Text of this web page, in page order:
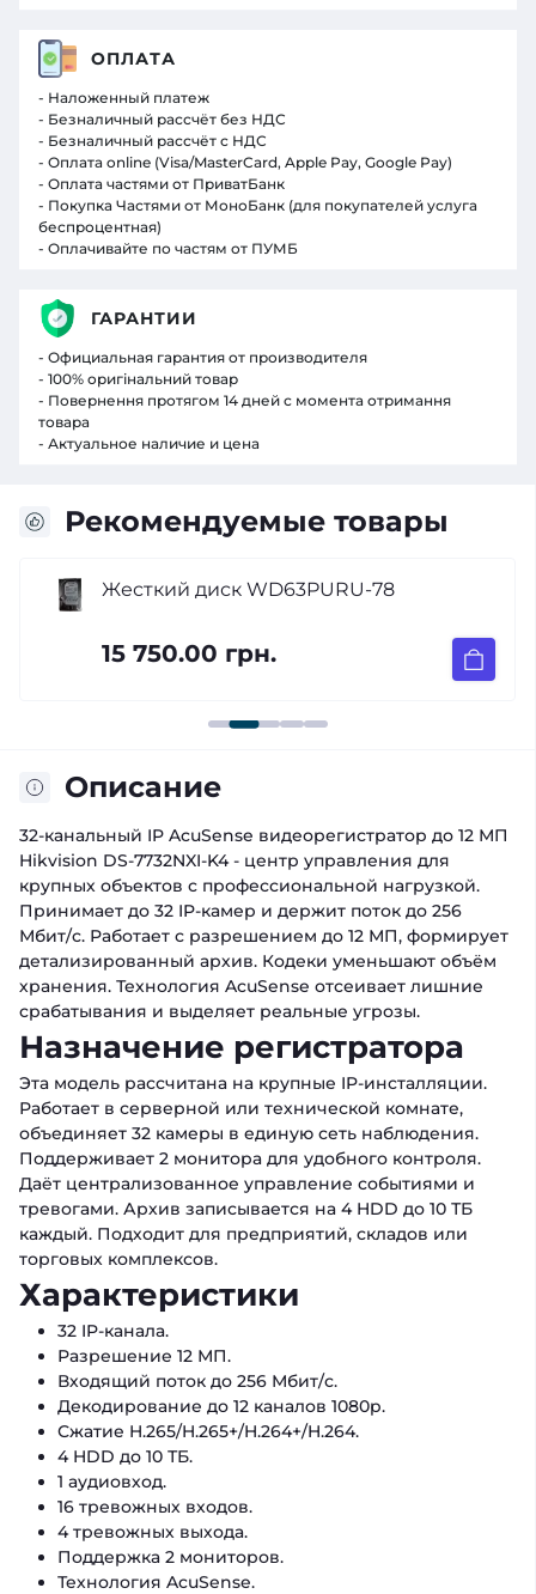
Рекомендуемые товары
Жесткий диск WD63PURU-78
15 750.00 грн.
Описание
32-канальный IP AcuSense видеорегистратор до 12 МП
Hikvision DS-7732NXI-K4 - центр управления для
крупных объектов с профессиональной нагрузкой.
Принимает до 32 IP-камер и держит поток до 256
Мбит/с. Работает с разрешением до 12 МП, формирует
детализированный архив. Кодеки уменьшают объём
хранения. Технология AcuSense отсеивает лишние
срабатывания и выделяет реальные угрозы.
Назначение регистратора
Эта модель рассчитана на крупные IP-инсталляции.
Работает в серверной или технической комнате,
объединяет 32 камеры в единую сеть наблюдения.
Поддерживает 2 монитора для удобного контроля.
Даёт централизованное управление событиями и
тревогами. Архив записывается на 4 HDD до 10 ТБ
каждый. Подходит для предприятий, складов или
торговых комплексов.
Характеристики
32 IP-канала.
Разрешение 12 МП.
Входящий поток до 256 Мбит/с.
Декодирование до 12 каналов 1080p.
Сжатие H.265/H.265+/H.264+/H.264.
4 HDD до 10 ТБ.
1 аудиовход.
16 тревожных входов.
4 тревожных выхода.
Поддержка 2 мониторов.
Технология AcuSense.
ОПЛАТА
- Наложенный платеж
- Безналичный рассчёт без НДС
- Безналичный рассчёт с НДС
- Оплата online (Visa/MasterCard, Apple Pay, Google Pay)
- Оплата частями от ПриватБанк
- Покупка Частями от МоноБанк (для покупателей услуга
беспроцентная)
- Оплачивайте по частям от ПУМБ
ГАРАНТИИ
- Официальная гарантия от производителя
- 100% оригінальний товар
- Повернення протягом 14 дней с момента отримання
товара
- Актуальное наличие и цена